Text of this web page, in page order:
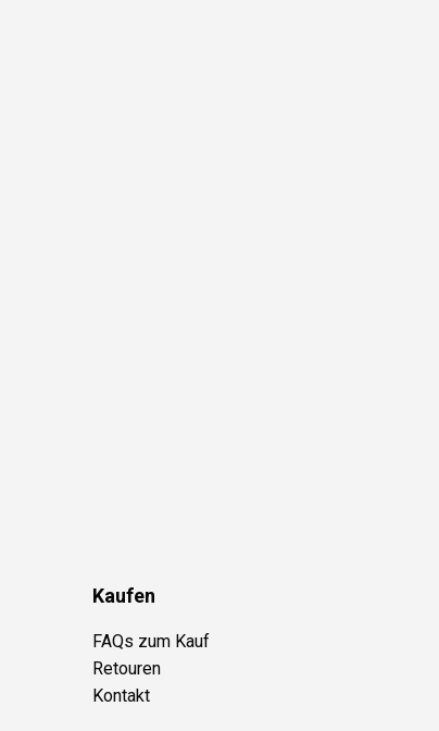
Kaufen
FAQs zum Kauf
Retouren
Kontakt